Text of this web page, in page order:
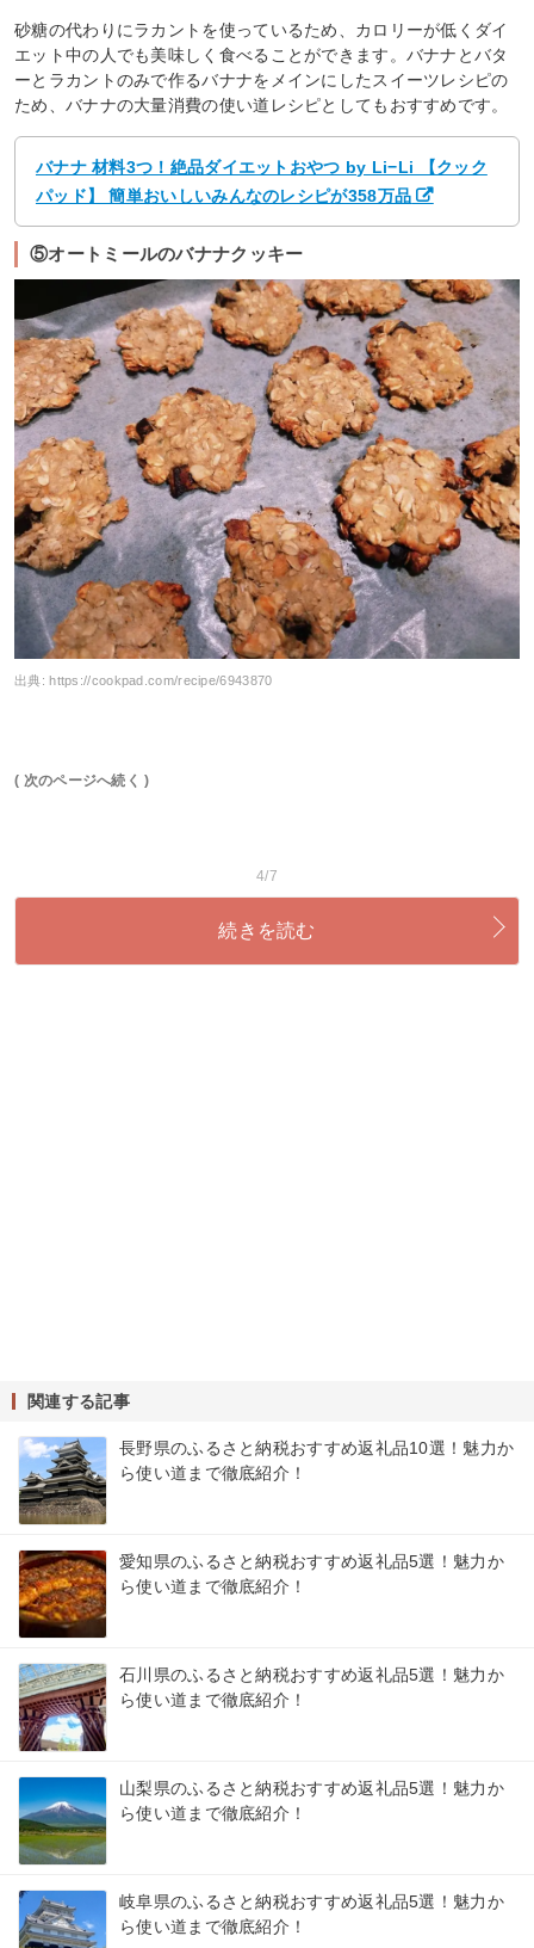
砂糖の代わりにラカントを使っているため、カロリーが低くダイ
エット中の人でも美味しく食べることができます。バナナとバタ
ーとラカントのみで作るバナナをメインにしたスイーツレシピの
ため、バナナの大量消費の使い道レシピとしてもおすすめです。
バナナ 材料3つ！絶品ダイエットおやつ by Li−Li 【クック
パッド】 簡単おいしいみんなのレシピが358万品
⑤オートミールのバナナクッキー
出典:https://cookpad.com/recipe/6943870
( 次のページへ続く )
4/7
続きを読む
関連する記事
長野県のふるさと納税おすすめ返礼品10選！魅力か
ら使い道まで徹底紹介！
愛知県のふるさと納税おすすめ返礼品5選！魅力か
ら使い道まで徹底紹介！
石川県のふるさと納税おすすめ返礼品5選！魅力か
ら使い道まで徹底紹介！
山梨県のふるさと納税おすすめ返礼品5選！魅力か
ら使い道まで徹底紹介！
岐阜県のふるさと納税おすすめ返礼品5選！魅力か
ら使い道まで徹底紹介！